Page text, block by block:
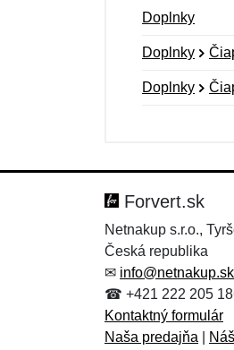
Doplnky
Doplnky
Doplnky
Správa*
Správa*
Forvert.sk
Netnakup s.r.o.,
Česká republika
✉ info@netnakup.sk
☎ +421 222 205
Kontaktný formulár
Naša predajňa